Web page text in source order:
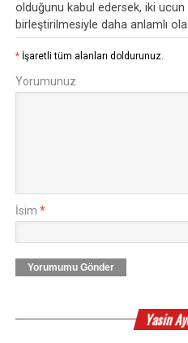
olduğunu kabul edersek, iki ucun
birleştirilmesiyle daha anlamlı
* İşaretli tüm alanları doldurunuz.
Yorumunuz
İsim *
Yorumumu Gönder
Yasin